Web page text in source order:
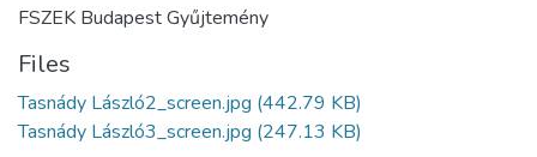
FSZEK Budapest Gyűjtemény
Files
Tasnády László2_screen.jpg (442.79 KB)
Tasnády László3_screen.jpg (247.13 KB)